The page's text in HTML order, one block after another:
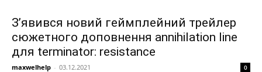
З’явився новий геймплейний трейлер
сюжетного доповнення annihilation line
для terminator: resistance
maxwelhelp - 03.12.2021 0